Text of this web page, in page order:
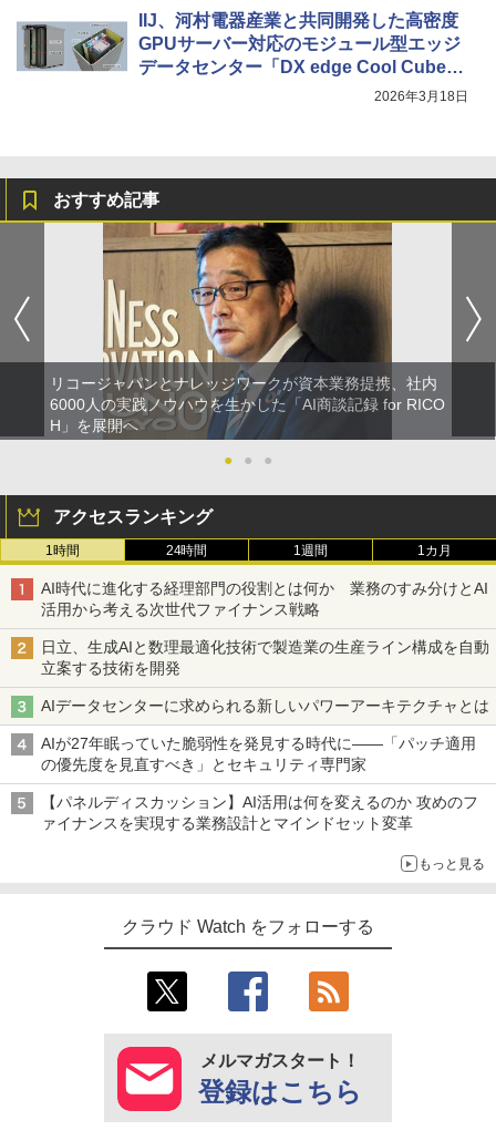
IIJ、河村電器産業と共同開発した高密度
GPUサーバー対応のモジュール型エッジ
データセンター「DX edge Cool Cube」
2026年3月18日
おすすめ記事
リコージャパンとナレッジワークが資本業務提携、社内
6000人の実践ノウハウを生かした「AI商談記録 for RICO
H」を展開へ
●
● ●
アクセスランキング
1時間 24時間 1週間 1カ月
AI時代に進化する経理部門の役割とは何か 業務のすみ分けとAI
活用から考える次世代ファイナンス戦略
日立、生成AIと数理最適化技術で製造業の生産ライン構成を自動
立案する技術を開発
AIデータセンターに求められる新しいパワーアーキテクチャとは
AIが27年眠っていた脆弱性を発見する時代に――「パッチ適用
の優先度を見直すべき」とセキュリティ専門家
【パネルディスカッション】AI活用は何を変えるのか 攻めのフ
ァイナンスを実現する業務設計とマインドセット変革
もっと見る
クラウド Watch をフォローする
メルマガスタート！
登録はこちら